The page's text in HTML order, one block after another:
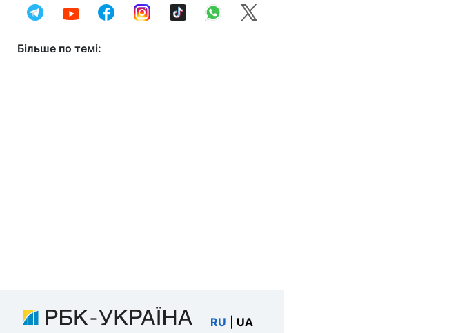
Більше по темі:
RU UA